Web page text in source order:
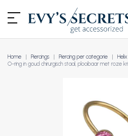
Home Piercings Piercing per categorie
O-ring in goud chirurgisch staal, plooibaar met roze